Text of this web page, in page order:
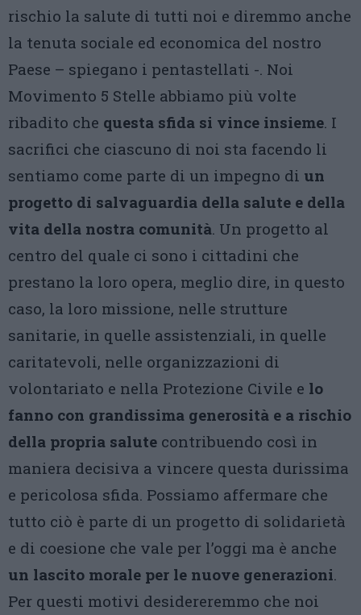
rischio la salute di tutti noi e diremmo anche
la tenuta sociale ed economica del nostro
Paese – spiegano i pentastellati -. Noi
Movimento 5 Stelle abbiamo più volte
ribadito che questa sfida si vince insieme. I
sacrifici che ciascuno di noi sta facendo li
sentiamo come parte di un impegno di un
progetto di salvaguardia della salute e della
vita della nostra comunità. Un progetto al
centro del quale ci sono i cittadini che
prestano la loro opera, meglio dire, in questo
caso, la loro missione, nelle strutture
sanitarie, in quelle assistenziali, in quelle
caritatevoli, nelle organizzazioni di
volontariato e nella Protezione Civile e lo
fanno con grandissima generosità e a rischio
della propria salute contribuendo così in
maniera decisiva a vincere questa durissima
e pericolosa sfida. Possiamo affermare che
tutto ciò è parte di un progetto di solidarietà
e di coesione che vale per l’oggi ma è anche
un lascito morale per le nuove generazioni.
Per questi motivi desidereremmo che noi